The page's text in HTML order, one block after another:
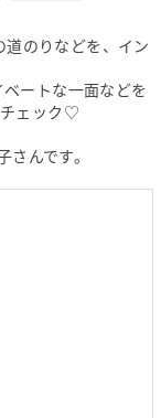
のりなどを、イン
ートな一面などを
チェック♡
んです。